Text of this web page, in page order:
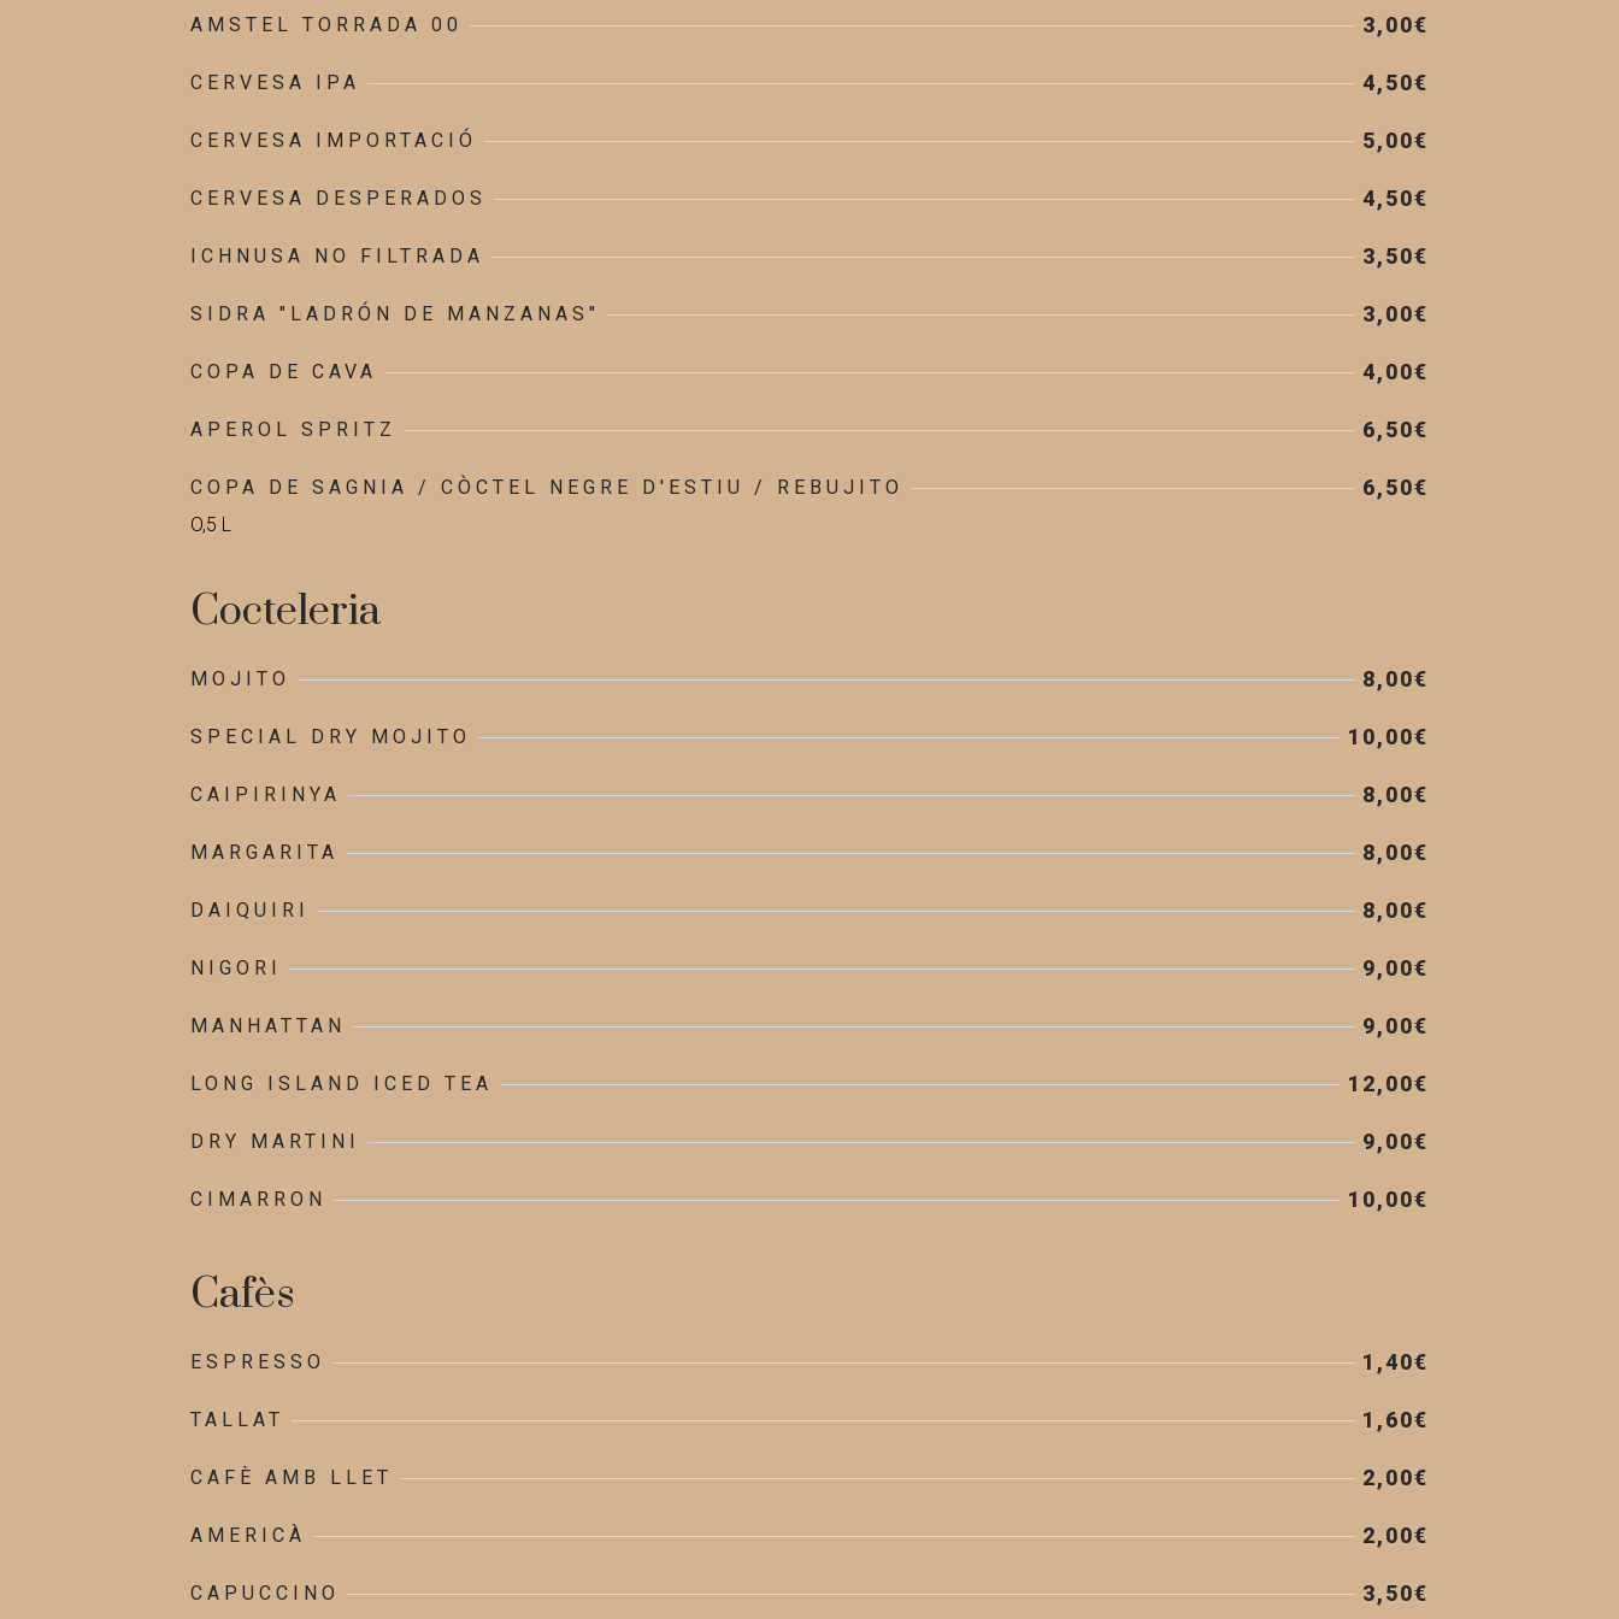
AMSTEL TORRADA 00 3,00€
CERVESA IPA 4,50€
CERVESA IMPORTACIÓ 5,00€
CERVESA DESPERADOS 4,50€
ICHNUSA NO FILTRADA 3,50€
SIDRA "LADRÓN DE MANZANAS" 3,00€
COPA DE CAVA 4,00€
APEROL SPRITZ 6,50€
COPA DE SAGNIA / CÒCTEL NEGRE D'ESTIU / REBUJITO 6,50€
O,5 L
Cocteleria
MOJITO 8,00€
SPECIAL DRY MOJITO 10,00€
CAIPIRINYA 8,00€
MARGARITA 8,00€
DAIQUIRI 8,00€
NIGORI 9,00€
MANHATTAN 9,00€
LONG ISLAND ICED TEA 12,00€
DRY MARTINI 9,00€
CIMARRON 10,00€
Cafès
ESPRESSO 1,40€
TALLAT 1,60€
CAFÈ AMB LLET 2,00€
AMERICÀ 2,00€
CAPUCCINO 3,50€